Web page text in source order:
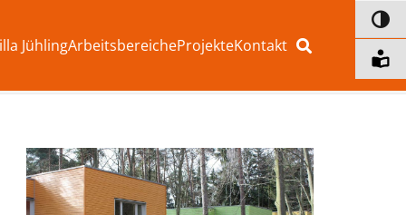
JühlingArbeitsbereicheProjekteKontakt